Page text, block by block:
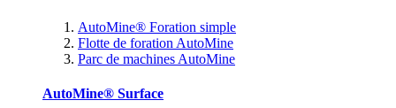
AutoMine® Foration simple
Flotte de foration AutoMine
Parc de machines AutoMine
AutoMine® Surface